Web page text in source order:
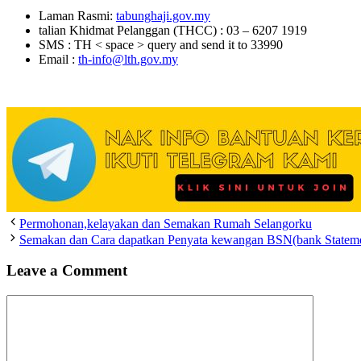
Laman Rasmi: tabunghaji.gov.my
talian Khidmat Pelanggan (THCC) : 03 – 6207 1919
SMS : TH < space > query and send it to 33990
Email : th-info@lth.gov.my
Permohonan,kelayakan dan Semakan Rumah Selangorku
Semakan dan Cara dapatkan Penyata kewangan BSN(bank
Leave a Comment